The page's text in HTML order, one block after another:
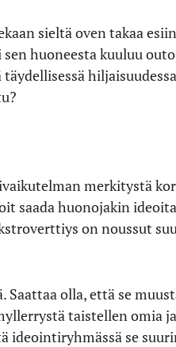
sieltä oven takaa
huoneesta kuuluu
merkitystä
saada huonojakin
on noussut
Saattaa olla, että se
taistellen omia
ideointiryhmässä se